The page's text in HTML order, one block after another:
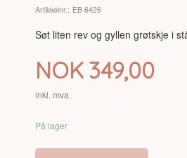
Artikkelnr.: EB 6426
Søt liten rev og gyllen grøtskje i
Pris
NOK 349,00
inkl. mva.
På lager